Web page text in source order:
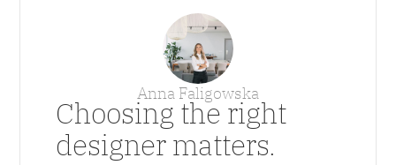
Anna Faligowska
Choosing the right
designer matters.